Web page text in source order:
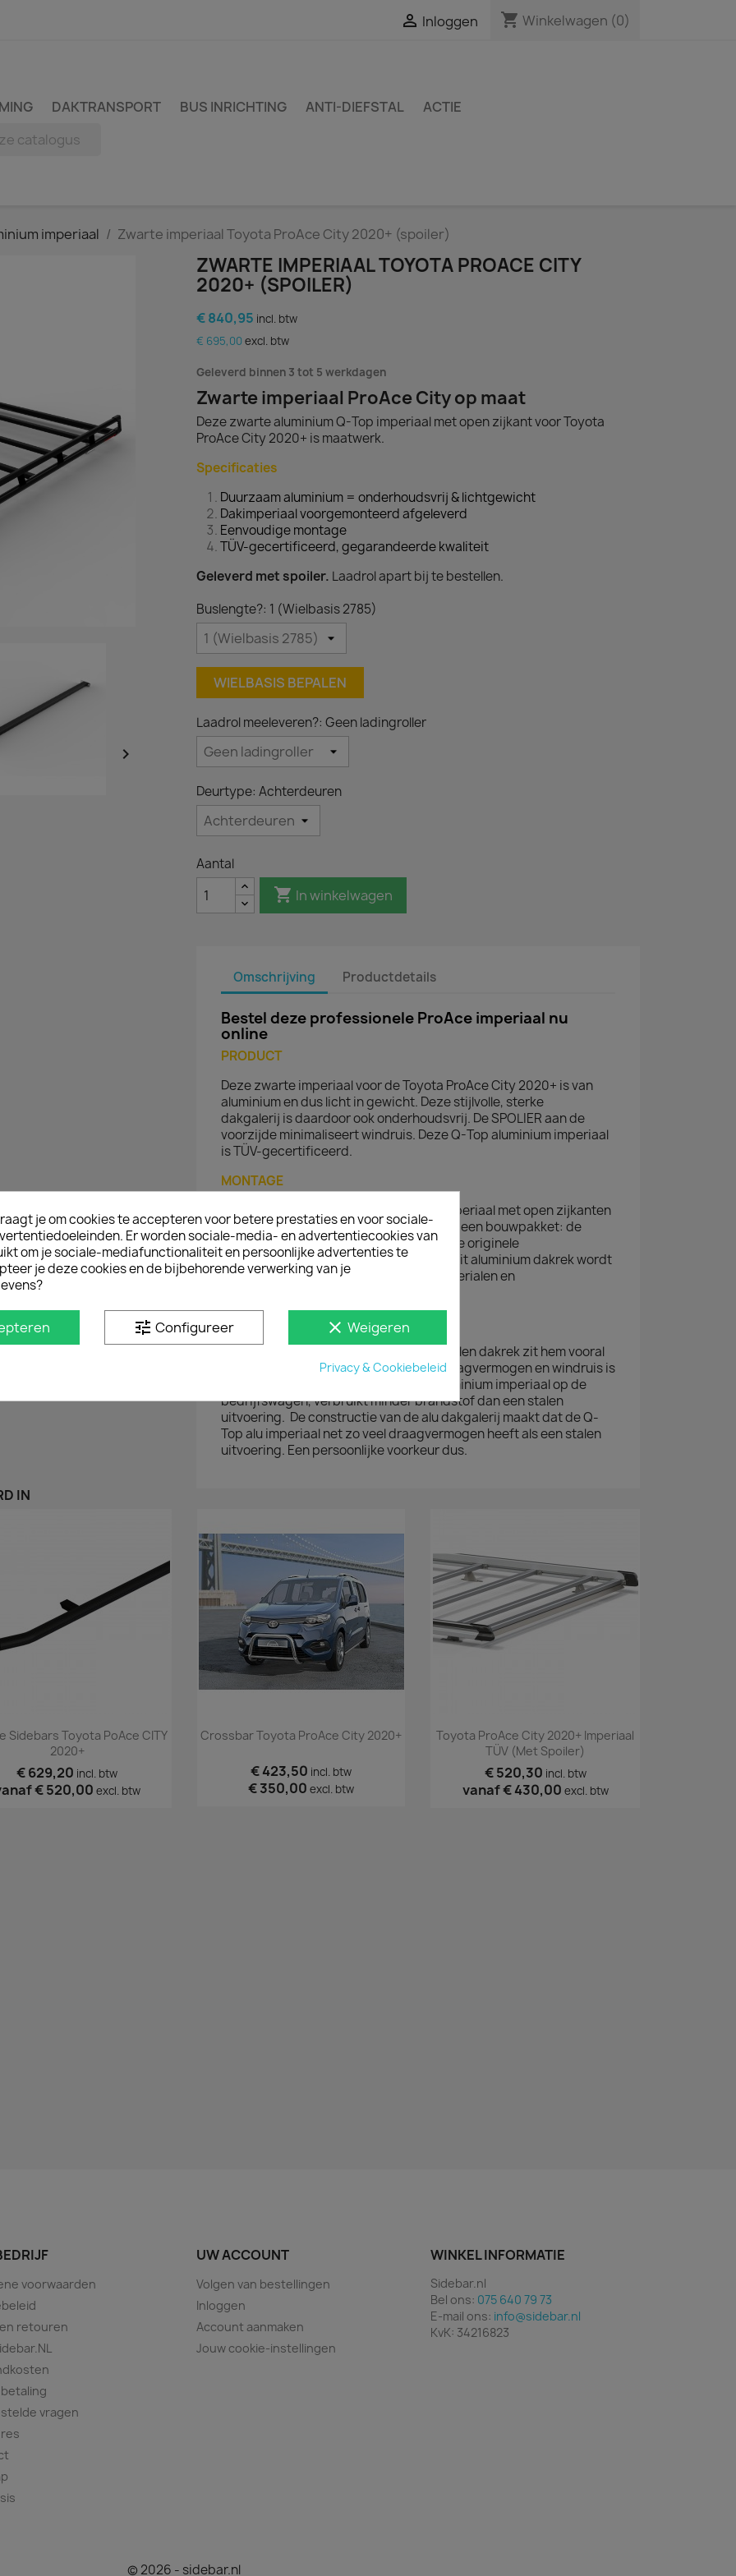
 Inloggen shopping_cart Winkelwagen (0)
DAKTRANSPORT BUS INRICHTING ANTI-DIEFSTAL ACTIE
imperiaal Zwarte imperiaal Toyota ProAce City 2020+ (spoiler)

ZWARTE IMPERIAAL TOYOTA PROACE CITY
2020+ (SPOILER)
€ 840,95 incl. btw
€ 695,00 excl. btw
Geleverd binnen 3 tot 5 werkdagen
Zwarte imperiaal ProAce City op maat
Deze zwarte aluminium Q-Top imperiaal met open zijkant voor Toyota
ProAce City 2020+ is maatwerk.
Specificaties
Duurzaam aluminium = onderhoudsvrij & lichtgewicht
Dakimperiaal voorgemonteerd afgeleverd
Eenvoudige montage
TÜV-gecertificeerd, gegarandeerde kwaliteit
Geleverd met spoiler. Laadrol apart bij te bestellen.
Buslengte?: 1 (Wielbasis 2785)
WIELBASIS BEPALEN
Laadrol meeleveren?: Geen ladingroller
Deurtype: Achterdeuren
Aantal
 In winkelwagen
Omschrijving Productdetails
Bestel deze professionele ProAce imperiaal nu
online
PRODUCT
Deze zwarte imperiaal voor de Toyota ProAce City 2020+ is van
aluminium en dus licht in gewicht. Deze stijlvolle, sterke
dakgalerij is daardoor ook onderhoudsvrij. De SPOLIER aan de
voorzijde minimaliseert windruis. Deze Q-Top aluminium imperiaal
is TÜV-gecertificeerd.
MONTAGE
Sidebar.nl levert de Q-Top aluminium imperiaal met open zijkanten
volledig voorgemonteerd bij u af. Het is geen bouwpakket: de
dakgalerij is pasklaar en eenvoudig op de originele
montagepunten af fabriek te plaatsen. Dit aluminium dakrek wordt
geleverdinclusief spoiler
, montagematerialen en
ALUMINIUM VERSUS STAAL
Het verschil tussen een aluminium en stalen dakrek zit hem vooral
in het gewicht en de uitstraling. Qua draagvermogen en windruis is
er minimaal verschil. Rijden met een aluminium imperiaal op de
bedrijfswagen, verbruikt minder brandstof dan een stalen
uitvoering. De constructie van de alu dakgalerij maakt dat de Q-
Top alu imperiaal net zo veel draagvermogen heeft als een stalen
uitvoering. Een persoonlijke voorkeur dus.
IN
Snel bekijken
Sidebars Toyota PoAce CITY
2020+
€ 629,20 incl. btw
€ 520,00 excl. btw
Snel bekijken
Crossbar Toyota ProAce City 2020+
€ 423,50 incl. btw
€ 350,00 excl. btw
Snel bekijken
Toyota ProAce City 2020+ Imperiaal
TÜV (met Spoiler)
€ 520,30 incl. btw
vanaf€ 430,00 excl. btw
voorwaarden
retouren
vragen
UW ACCOUNT
Volgen van bestellingen
Inloggen
Account aanmaken
Jouw cookie-instellingen
WINKEL INFORMATIE
Sidebar.nl
Bel ons: 075 640 79 73
E-mail ons: info@sidebar.nl
KvK: 34216823
© 2026 - sidebar.nl
je om cookies te accepteren voor betere prestaties en voor sociale-
Er worden sociale-media- en advertentiecookies van
om je sociale-mediafunctionaliteit en persoonlijke advertenties te
je deze cookies en de bijbehorende verwerking van je
tune Configureer clear Weigeren
Privacy & Cookiebeleid